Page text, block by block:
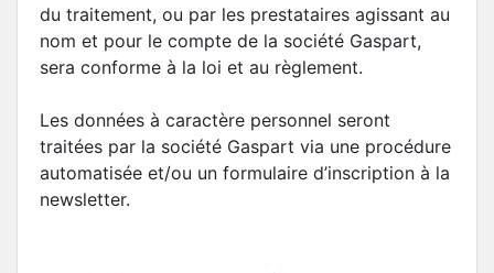
du traitement, ou par les prestataires agissant au
nom et pour le compte de la société Gaspart,
sera conforme à la loi et au règlement.
Les données à caractère personnel seront
traitées par la société Gaspart via une procédure
automatisée et/ou un formulaire d’inscription à la
newsletter.